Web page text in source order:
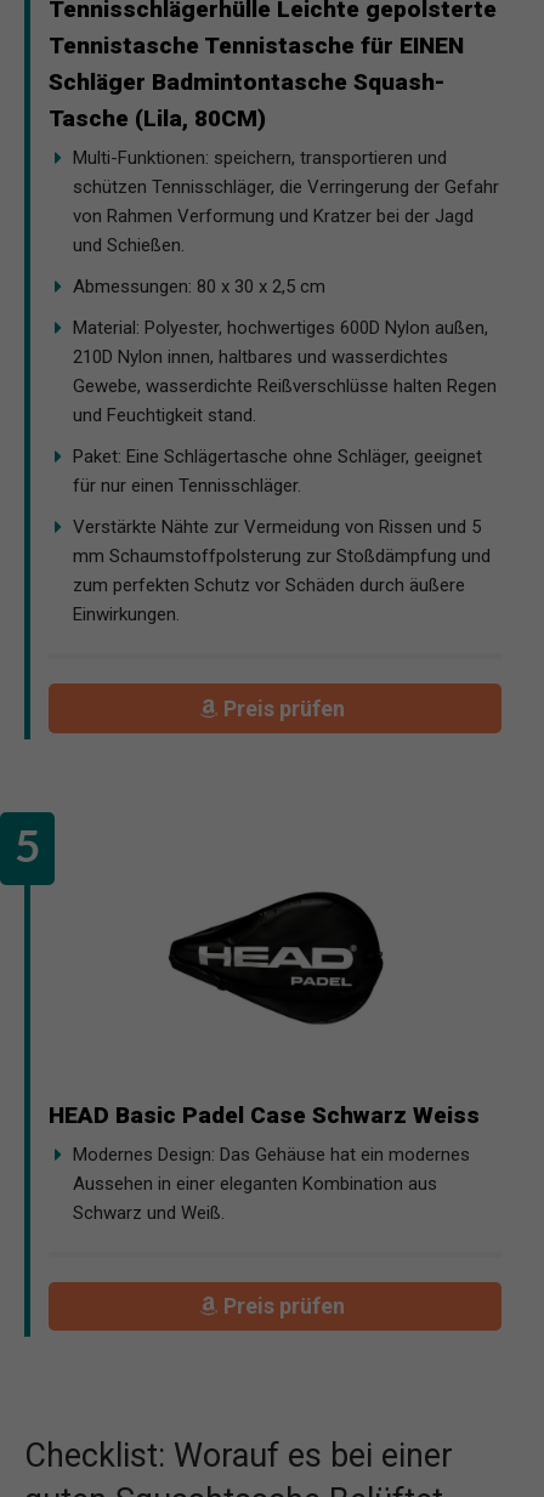
Tennisschlägerhülle Leichte gepolsterte
Tennistasche Tennistasche für EINEN
Schläger Badmintontasche Squash-
Tasche (Lila, 80CM)
Multi-Funktionen: speichern, transportieren und
schützen Tennisschläger, die Verringerung der Gefahr
von Rahmen Verformung und Kratzer bei der Jagd
und Schießen.
Abmessungen: 80 x 30 x 2,5 cm
Material: Polyester, hochwertiges 600D Nylon außen,
210D Nylon innen, haltbares und wasserdichtes
Gewebe, wasserdichte Reißverschlüsse halten Regen
und Feuchtigkeit stand.
Paket: Eine Schlägertasche ohne Schläger, geeignet
für nur einen Tennisschläger.
Verstärkte Nähte zur Vermeidung von Rissen und 5
mm Schaumstoffpolsterung zur Stoßdämpfung und
zum perfekten Schutz vor Schäden durch äußere
Einwirkungen.
Preis prüfen
HEAD Basic Padel Case Schwarz Weiss
Modernes Design: Das Gehäuse hat ein modernes
Aussehen in einer eleganten Kombination aus
Schwarz und Weiß.
Preis prüfen
Checklist: Worauf es bei einer